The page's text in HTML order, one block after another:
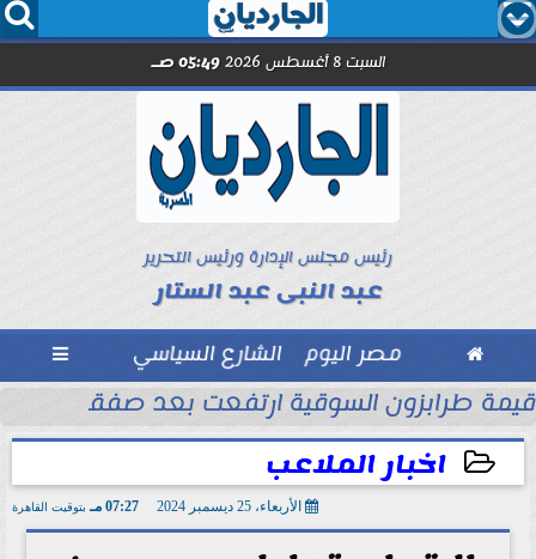
  
السبت 8 أغسطس 2026 05:49 صـ
رئيس مجلس الإدارة ورئيس التحرير
عبد النبى عبد الستار
 مصر اليوم الشارع السياسي 
قيمة طرابزون السوقية ارتفعت بعد صفقة
اخبار الملاعب
الأربعاء، 25 ديسمبر 2024 07:27 مـ بتوقيت القاهرة